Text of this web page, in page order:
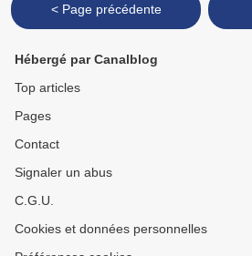
< Page précédente
Hébergé par Canalblog
Top articles
Pages
Contact
Signaler un abus
C.G.U.
Cookies et données personnelles